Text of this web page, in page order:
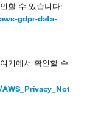
할 수 있습니다:
gdpr-data-
기에서 확인할 수